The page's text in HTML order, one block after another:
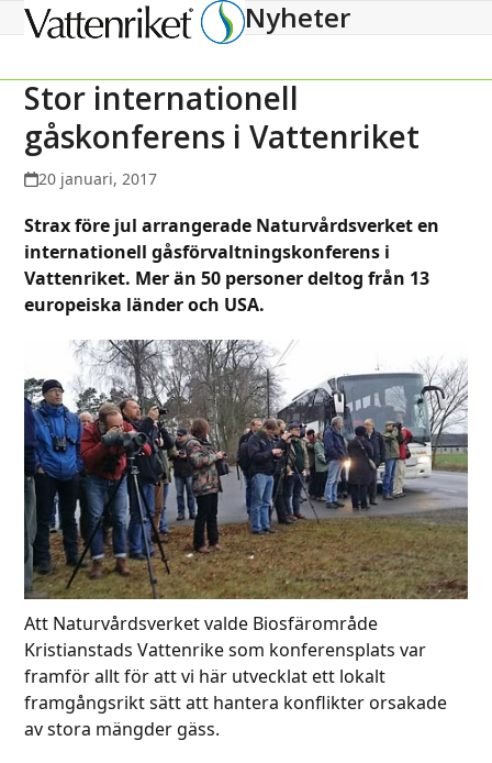
Open
menu
Close
menu
Nyheter
Stor internationell
gåskonferens i Vattenriket
20 januari, 2017
Strax före jul arrangerade Naturvårdsverket en
internationell gåsförvaltningskonferens i
Vattenriket. Mer än 50 personer deltog från 13
europeiska länder och USA.
Att Naturvårdsverket valde Biosfärområde
Kristianstads Vattenrike som konferensplats var
framför allt för att vi här utvecklat ett lokalt
framgångsrikt sätt att hantera konflikter orsakade
av stora mängder gäss.